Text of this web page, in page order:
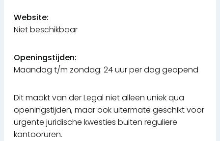
Website:
Niet beschikbaar
Openingstijden:
Maandag t/m zondag: 24 uur per dag geopend
Dit maakt van der Legal niet alleen uniek qua
openingstijden, maar ook uitermate geschikt voor
urgente juridische kwesties buiten reguliere
kantooruren.